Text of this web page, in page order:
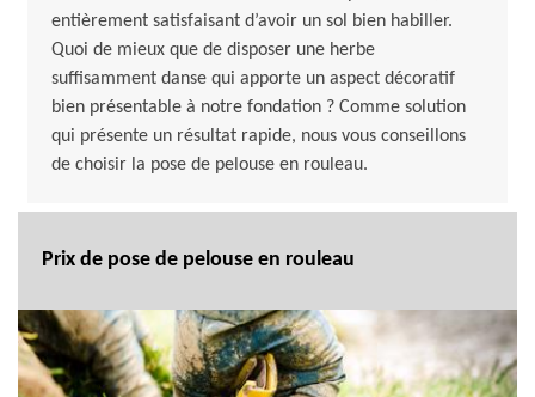
entièrement satisfaisant d’avoir un sol bien habiller.
Quoi de mieux que de disposer une herbe
suffisamment danse qui apporte un aspect décoratif
bien présentable à notre fondation ? Comme solution
qui présente un résultat rapide, nous vous conseillons
de choisir la pose de pelouse en rouleau.
Prix de pose de pelouse en rouleau